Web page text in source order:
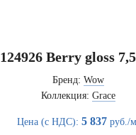
124926 Berry gloss
Бренд: Wow
Коллекция: Grace
Цена (с НДС): 5 837руб./м